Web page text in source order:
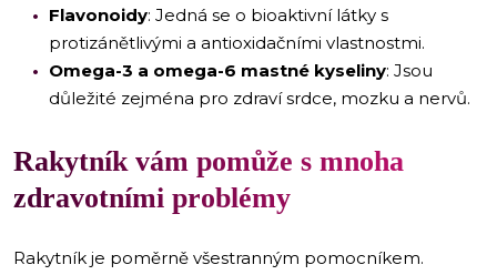
Flavonoidy: Jedná se o bioaktivní látky s
protizánětlivými a antioxidačními vlastnostmi.
Omega-3 a omega-6 mastné kyseliny: Jsou
důležité zejména pro zdraví srdce, mozku a nervů.
Rakytník vám pomůže s mnoha
zdravotními problémy
Rakytník je poměrně všestranným pomocníkem.